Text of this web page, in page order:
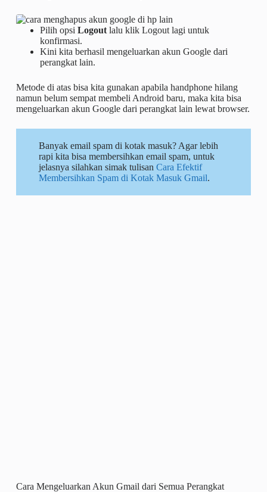
Pilih opsi Logoutlalu klik Logout lagi untuk
konfirmasi.
Kini kita berhasil mengeluarkan akun Google dari
perangkat lain.
Metode di atas bisa kita gunakan apabila handphone hilang
namun belum sempat membeli Android baru, maka kita bisa
mengeluarkan akun Google dari perangkat lain lewat browser.
Banyak email spam di kotak masuk? Agar lebih
rapi kita bisa membersihkan email spam, untuk
jelasnya silahkan simak tulisan Cara Efektif
Membersihkan Spam di Kotak Masuk Gmail.
Cara Mengeluarkan Akun Gmail dari Semua Perangkat